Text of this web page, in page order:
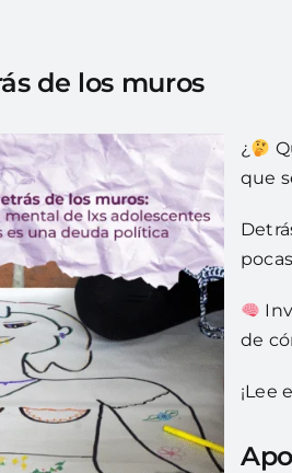
de los muros
¿
que
de
¡Lee